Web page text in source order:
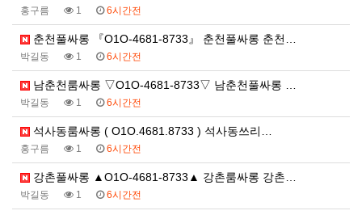
홍구름 1 6시간전
춘천풀싸롱 『O1O-4681-8733』 춘천풀싸롱 춘천…
박길동 1 6시간전
남춘천룸싸롱 ▽O1O-4681-8733▽ 남춘천풀싸롱 …
박길동 1 6시간전
석사동룸싸롱 ( O1O.4681.8733 ) 석사동쓰리…
홍구름 1 6시간전
강촌풀싸롱 ▲O1O-4681-8733▲ 강촌룸싸롱 강촌…
박길동 1 6시간전